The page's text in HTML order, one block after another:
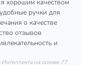
форме и бортикам,
как холодных, так
дизайном
сервировки и
интерьеры. Если
праздничного стола
хорошим качеством
ручки для
о качестве
отзывов
и
на основе 77